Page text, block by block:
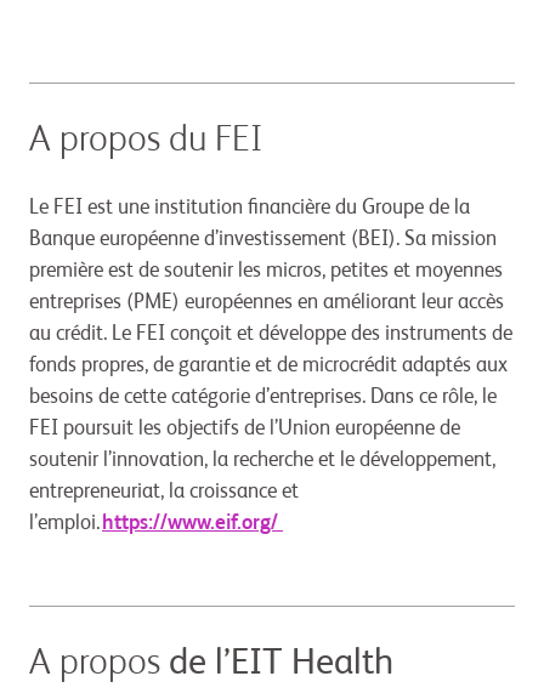
A propos du FEI
Le FEI est une institution financière du Groupe de la
Banque européenne d’investissement (BEI). Sa mission
première est de soutenir les micros, petites et moyennes
entreprises (PME) européennes en améliorant leur accès
au crédit. Le FEI conçoit et développe des instruments de
fonds propres, de garantie et de microcrédit adaptés aux
besoins de cette catégorie d’entreprises. Dans ce rôle, le
FEI poursuit les objectifs de l’Union européenne de
soutenir l’innovation, la recherche et le développement,
entrepreneuriat, la croissance et
l’emploi. https://www.eif.org/
A propos de l’EIT Health